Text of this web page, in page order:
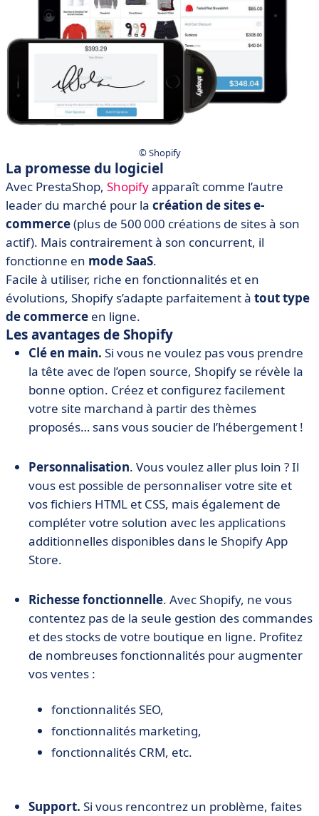
© Shopify
La promesse du logiciel
Avec PrestaShop, Shopifyapparaît comme l’autre
leader du marché pour la création de sites e-
commerce(plus de 500 000 créations de sites à son
actif). Mais contrairement à son concurrent, il
fonctionne en mode SaaS.
Facile à utiliser, riche en fonctionnalités et en
évolutions, Shopify s’adapte parfaitement à tout type
de commerce en ligne.
Les avantages de Shopify
Clé en main. Si vous ne voulez pas vous prendre
la tête avec de l’open source, Shopify se révèle la
bonne option. Créez et configurez facilement
votre site marchand à partir des thèmes
proposés… sans vous soucier de l’hébergement !
Personnalisation. Vous voulez aller plus loin ? Il
vous est possible de personnaliser votre site et
vos fichiers HTML et CSS, mais également de
compléter votre solution avec les applications
additionnelles disponibles dans le Shopify App
Store.
Richesse fonctionnelle. Avec Shopify, ne vous
contentez pas de la seule gestion des commandes
et des stocks de votre boutique en ligne. Profitez
de nombreuses fonctionnalités pour augmenter
vos ventes :
fonctionnalités SEO,
fonctionnalités marketing,
fonctionnalités CRM, etc.
Support. Si vous rencontrez un problème, faites